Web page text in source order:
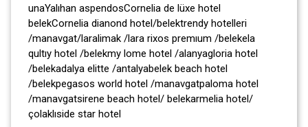
unaYalıhan aspendosCornelia de lüxe hotel
belekCornelia dianond hotel/belektrendy hotelleri
/manavgat/laralimak /lara rixos premıum /belekela
qultıy hotel /belekmy lome hotel /alanyagloria hotel
/belekadalya elitte /antalyabelek beach hotel
/belekpegasos world hotel /manavgatpaloma hotel
/manavgatsirene beach hotel/ belekarmelia hotel/
çolaklıside star hotel